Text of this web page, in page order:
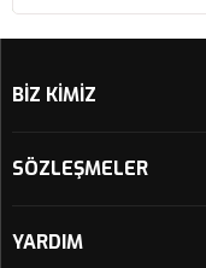
BİZ KİMİZ
SÖZLEŞMELER
YARDIM